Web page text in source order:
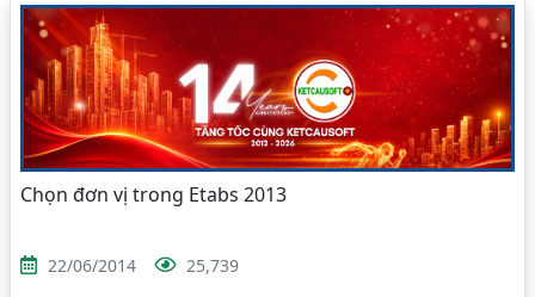
Chọn đơn vị trong Etabs 2013
22/06/2014 25,739